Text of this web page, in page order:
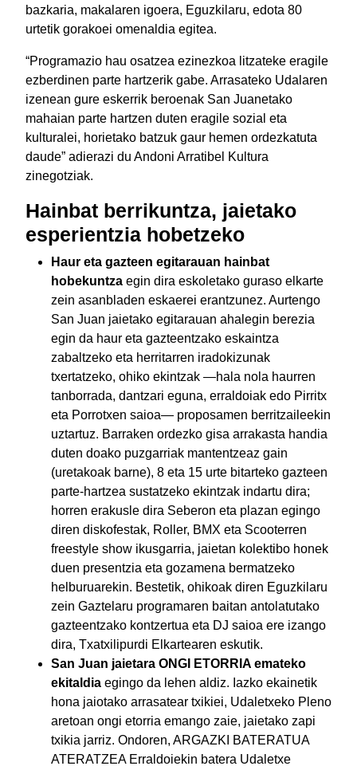
bazkaria, makalaren igoera, Eguzkilaru, edota 80
urtetik gorakoei omenaldia egitea.
“Programazio hau osatzea ezinezkoa litzateke eragile
ezberdinen parte hartzerik gabe. Arrasateko Udalaren
izenean gure eskerrik beroenak San Juanetako
mahaian parte hartzen duten eragile sozial eta
kulturalei, horietako batzuk gaur hemen ordezkatuta
daude” adierazi du Andoni Arratibel Kultura
zinegotziak.
Hainbat berrikuntza, jaietako
esperientzia hobetzeko
Haur eta gazteen egitarauan hainbat
hobekuntza egin dira eskoletako guraso elkarte
zein asanbladen eskaerei erantzunez. Aurtengo
San Juan jaietako egitarauan ahalegin berezia
egin da haur eta gazteentzako eskaintza
zabaltzeko eta herritarren iradokizunak
txertatzeko, ohiko ekintzak —hala nola haurren
tanborrada, dantzari eguna, erraldoiak edo Pirritx
eta Porrotxen saioa— proposamen berritzaileekin
uztartuz. Barraken ordezko gisa arrakasta handia
duten doako puzgarriak mantentzeaz gain
(uretakoak barne), 8 eta 15 urte bitarteko gazteen
parte-hartzea sustatzeko ekintzak indartu dira;
horren erakusle dira Seberon eta plazan egingo
diren diskofestak, Roller, BMX eta Scooterren
freestyle show ikusgarria, jaietan kolektibo honek
duen presentzia eta gozamena bermatzeko
helburuarekin. Bestetik, ohikoak diren Eguzkilaru
zein Gaztelaru programaren baitan antolatutako
gazteentzako kontzertua eta DJ saioa ere izango
dira, Txatxilipurdi Elkartearen eskutik.
San Juan jaietara ONGI ETORRIA emateko
ekitaldia egingo da lehen aldiz. Iazko ekainetik
hona jaiotako arrasatear txikiei, Udaletxeko Pleno
aretoan ongi etorria emango zaie, jaietako zapi
txikia jarriz. Ondoren, ARGAZKI BATERATUA
ATERATZEA Erraldoiekin batera Udaletxe